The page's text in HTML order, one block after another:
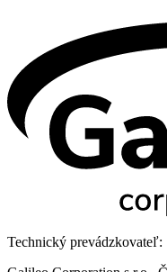
Technický prevádzkovateľ: